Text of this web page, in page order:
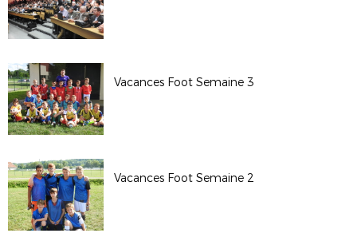
Vacances Foot Semaine 3
Vacances Foot Semaine 2